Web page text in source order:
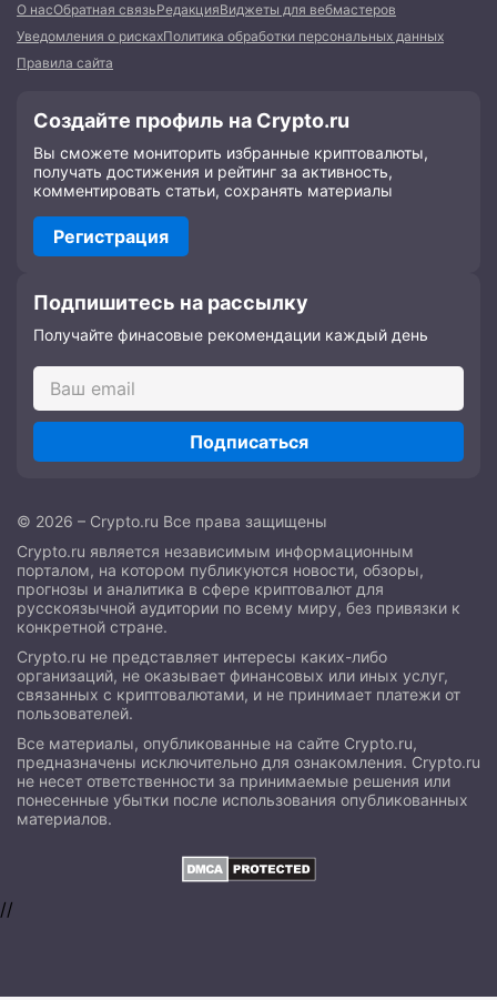
О насОбратная связьРедакцияВиджеты для вебмастеров
Уведомления о рискахПолитика обработки персональных данных
Правила сайта
Создайте профиль на Crypto.ru
Вы сможете мониторить избранные криптовалюты,
получать достижения и рейтинг за активность,
комментировать статьи, сохранять материалы
Регистрация
Подпишитесь на рассылку
Получайте финасовые рекомендации каждый день
Подписаться
© 2026 – Crypto.ru Все права защищены
Crypto.ru является независимым информационным
порталом, на котором публикуются новости, обзоры,
прогнозы и аналитика в сфере криптовалют для
русскоязычной аудитории по всему миру, без привязки к
конкретной стране.
Crypto.ru не представляет интересы каких-либо
организаций, не оказывает финансовых или иных услуг,
связанных с криптовалютами, и не принимает платежи от
пользователей.
Все материалы, опубликованные на сайте Crypto.ru,
предназначены исключительно для ознакомления. Crypto.ru
не несет ответственности за принимаемые решения или
понесенные убытки после использования опубликованных
материалов.
//